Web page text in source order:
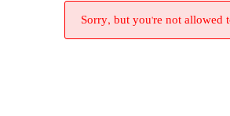
Sorry, but you're not allowed